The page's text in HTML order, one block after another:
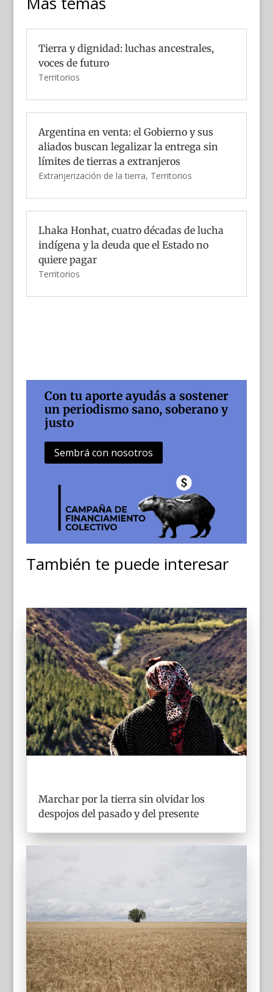
Tierra y dignidad: luchas ancestrales,
voces de futuro
Territorios
Argentina en venta: el Gobierno y sus
aliados buscan legalizar la entrega sin
límites de tierras a extranjeros
Extranjerización de la tierra, Territorios
Lhaka Honhat, cuatro décadas de lucha
indígena y la deuda que el Estado no
quiere pagar
Territorios
Con tu aporte ayudás a sostener
un periodismo sano, soberano y
justo
Sembrá con nosotros
También te puede interesar
Marchar por la tierra sin olvidar los
despojos del pasado y del presente